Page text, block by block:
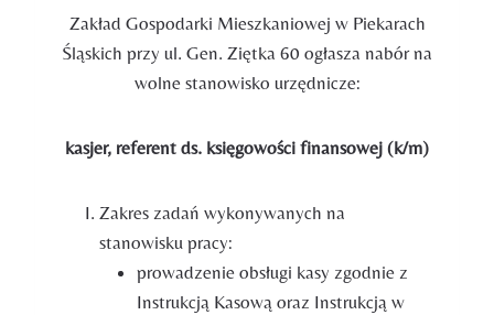
Zakład Gospodarki Mieszkaniowej w Piekarach
Śląskich przy ul. Gen. Ziętka 60 ogłasza nabór na
wolne stanowisko urzędnicze:
kasjer, referent ds. księgowości finansowej (k/m)
Zakres zadań wykonywanych na
stanowisku pracy:
prowadzenie obsługi kasy zgodnie z
Instrukcją Kasową oraz Instrukcją w